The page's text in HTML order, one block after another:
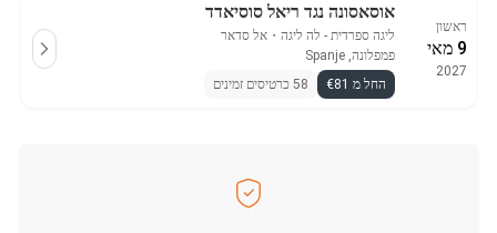
ראשון
9 מאי
2027
אוסאסונה נגד ריאל סוסיאדד
ליגה ספרדית - לה ליגה ・ אל סדאר
פמפלונה, Spanje
החל מ €81
58 כרטיסים זמינים